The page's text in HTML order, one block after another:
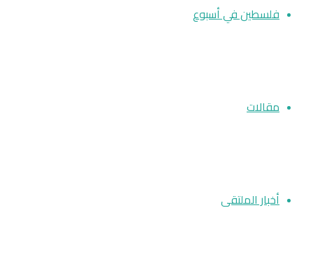
فلسطين في أسبوع
مقالات
أخبار الملتقى